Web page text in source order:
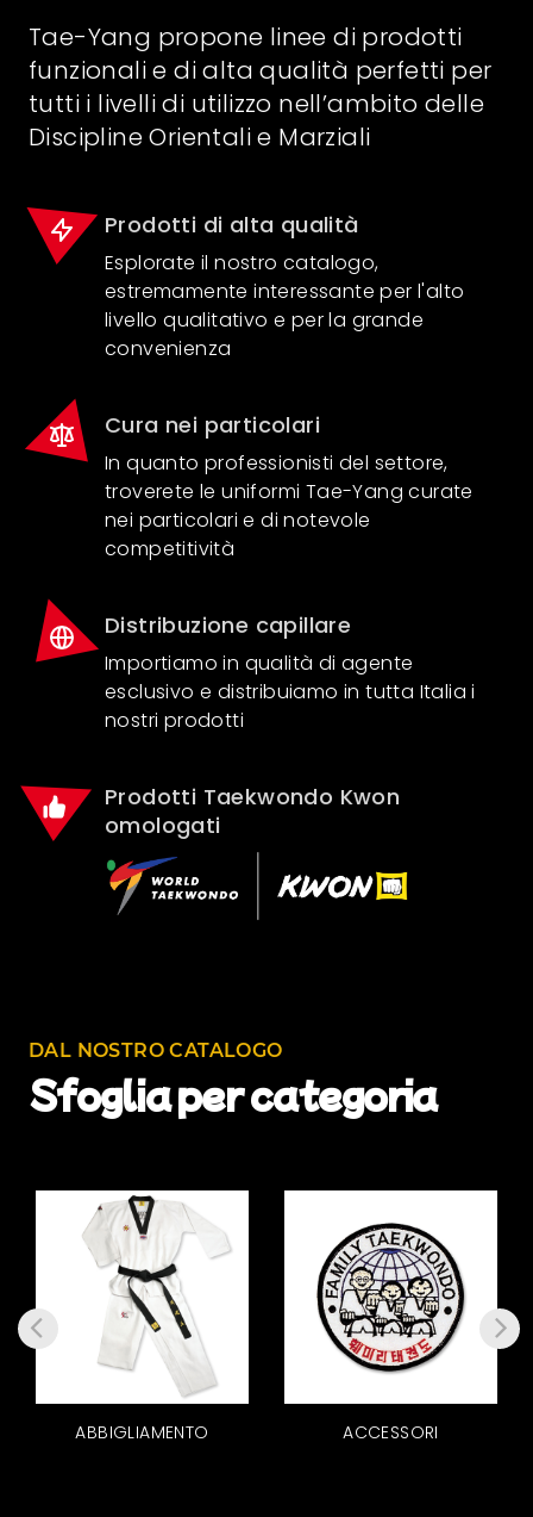
Tae-Yang propone linee di prodotti
funzionali e di alta qualità perfetti per
tutti i livelli di utilizzo nell’ambito delle
Discipline Orientali e Marziali
Prodotti di alta qualità
Esplorate il nostro catalogo,
estremamente interessante per l'alto
livello qualitativo e per la grande
convenienza
Cura nei particolari
In quanto professionisti del settore,
troverete le uniformi Tae-Yang curate
nei particolari e di notevole
competitività
Distribuzione capillare
Importiamo in qualità di agente
esclusivo e distribuiamo in tutta Italia i
nostri prodotti
Prodotti Taekwondo Kwon
omologati
DAL NOSTRO CATALOGO
Sfoglia per categoria
ABBIGLIAMENTO ACCESSORI